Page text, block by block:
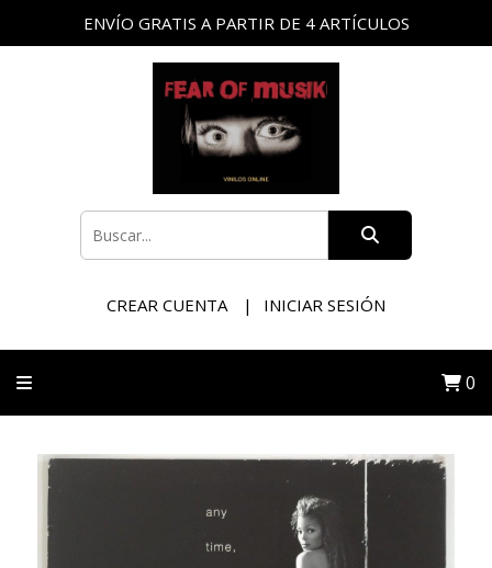
ENVÍO GRATIS A PARTIR DE 4 ARTÍCULOS
CREAR CUENTA INICIAR SESIÓN
0